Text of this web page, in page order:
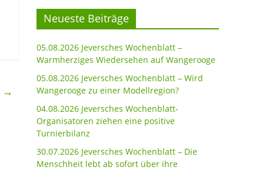
→
Neueste Beiträge
05.08.2026 Jeversches Wochenblatt –
Warmherziges Wiedersehen auf Wangerooge
05.08.2026 Jeversches Wochenblatt – Wird
Wangerooge zu einer Modellregion?
04.08.2026 Jeversches Wochenblatt-
Organisatoren ziehen eine positive
Turnierbilanz
30.07.2026 Jeversches Wochenblatt – Die
Menschheit lebt ab sofort über ihre